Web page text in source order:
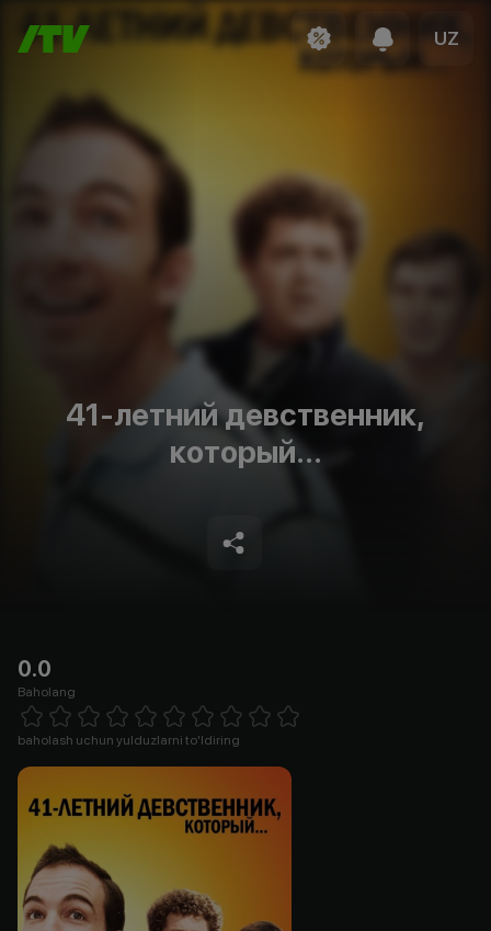
UZ
41-летний девственник,
который...
0.0
Baholang
1 Star 2 Stars 3 Stars 4 Stars5 Stars 6 Stars7 Stars8 Stars
baholash uchun yulduzlarni to'ldiring